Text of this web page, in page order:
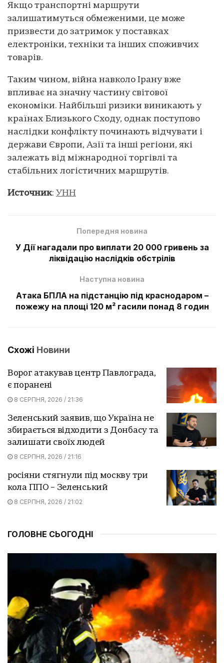
Якщо транспортні маршрути
залишатимуться обмеженими, це може
призвести до затримок у поставках
електроніки, техніки та інших споживчих
товарів.
Таким чином, війна навколо Ірану вже
впливає на значну частину світової
економіки. Найбільші ризики виникають у
країнах Близького Сходу, однак поступово
наслідки конфлікту починають відчувати і
держави Європи, Азії та інші регіони, які
залежать від міжнародної торгівлі та
стабільних логістичних маршрутів.
Источник: УНН
Попередня новина
У Дії нагадали про виплати 20 000 гривень за
ліквідацію наслідків обстрілів
Наступна новина
Атака БПЛА на підстанцію під краснодаром –
пожежу на площі 120 м² гасили понад 8 годин
Схожі Новини
Ворог атакував центр Павлограда,
є поранені
8 СЕРПНЯ, 2026 / 21:36
Зеленський заявив, що Україна не
збирається відходити з Донбасу та
залишати своїх людей
8 СЕРПНЯ, 2026 / 21:16
росіяни стягнули під москву три
кола ППО – Зеленський
8 СЕРПНЯ, 2026 / 21:02
ГОЛОВНЕ СЬОГОДНІ